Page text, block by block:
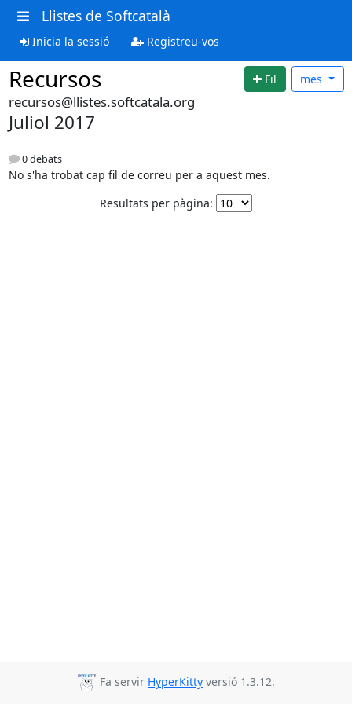
Llistes de Softcatalà
Inicia la sessió Registreu-vos
Recursos Fil mes
recursos@llistes.softcatala.org
Juliol 2017
0 debats
No s'ha trobat cap fil de correu per a aquest mes.
Resultats per pàgina:
Fa servir HyperKitty versió 1.3.12.